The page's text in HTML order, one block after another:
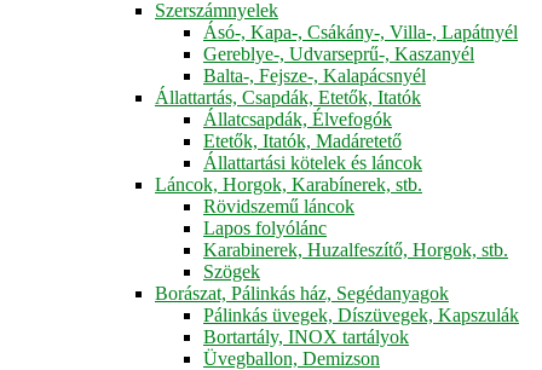
Szerszámnyelek
Ásó-, Kapa-, Csákány-, Villa-, Lapátnyél
Gereblye-, Udvarseprű-, Kaszanyél
Balta-, Fejsze-, Kalapácsnyél
Állattartás, Csapdák, Etetők, Itatók
Állatcsapdák, Élvefogók
Etetők, Itatók, Madáretető
Állattartási kötelek és láncok
Láncok, Horgok, Karabínerek, stb.
Rövidszemű láncok
Lapos folyólánc
Karabinerek, Huzalfeszítő, Horgok, stb.
Szögek
Borászat, Pálinkás ház, Segédanyagok
Pálinkás üvegek, Díszüvegek, Kapszulák
Bortartály, INOX tartályok
Üvegballon, Demizson